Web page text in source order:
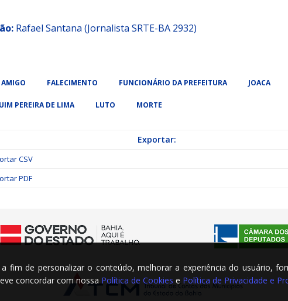
Rafael Santana (Jornalista SRTE-BA 2932)
AMIGO FALECIMENTO FUNCIONÁRIO DA PREFEITURA JOACA
PEREIRA DE LIMA LUTO MORTE
Exportar:
CSV
PDF
fim de personalizar o conteúdo, melhorar a experiência do usuário,
concordar com nossa Política de Cookies e Política de Privacidade e